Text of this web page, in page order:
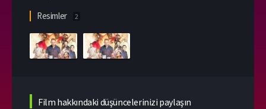
Resimler 2
Film hakkındaki düşüncelerinizi paylaşın